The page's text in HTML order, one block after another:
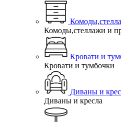
Комоды,стеллажи и
Кровати и
Кровати и тумбочки
Диваны и
Диваны и кресла